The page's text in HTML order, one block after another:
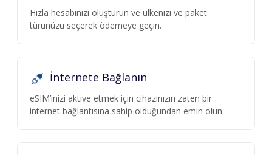
Hızla hesabınızı oluşturun ve ülkenizi ve paket
türünüzü seçerek ödemeye geçin.
İnternete Bağlanın
eSIM’inizi aktive etmek için cihazınızın zaten bir
internet bağlantısına sahip olduğundan emin olun.